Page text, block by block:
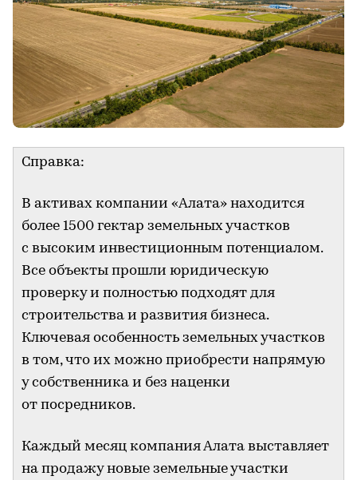
Справка:
В активах компании «Алата» находится
более 1500 гектар земельных участков
с высоким инвестиционным потенциалом.
Все объекты прошли юридическую
проверку и полностью подходят для
строительства и развития бизнеса.
Ключевая особенность земельных участков
в том, что их можно приобрести напрямую
у собственника и без наценки
от посредников.
Каждый месяц компания Алата выставляет
на продажу новые земельные участки